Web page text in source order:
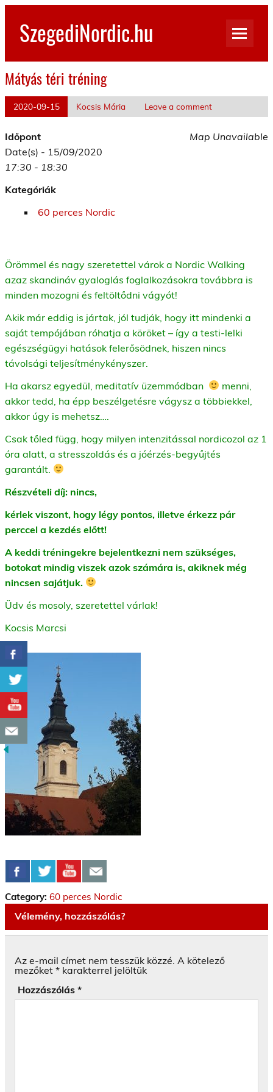
Skip
contentSzegediNordic.hu
Mátyás téri tréning
2020-09-15 Kocsis Mária Leave a comment
Map Unavailable
Időpont
Date(s) - 15/09/2020
17:30 - 18:30
Kategóriák
60 perces Nordic
Örömmel és nagy szeretettel várok a Nordic Walking
azaz skandináv gyaloglás foglalkozásokra továbbra is
minden mozogni és feltöltődni vágyót!
Akik már eddig is jártak, jól tudják, hogy itt mindenki a
saját tempójában róhatja a köröket – így a testi-lelki
egészségügyi hatások felerősödnek, hiszen nincs
távolsági teljesítménykényszer.
Ha akarsz egyedül, meditatív üzemmódban
menni,
akkor tedd, ha épp beszélgetésre vágysz a többiekkel,
akkor úgy is mehetsz….
Csak tőled függ, hogy milyen intenzitással nordicozol az 1
óra alatt, a stresszoldás és a jóérzés-begyűjtés
garantált.
Részvételi díj: nincs,
kérlek viszont, hogy légy pontos, illetve érkezz pár
perccel a kezdés előtt!
A keddi tréningekre bejelentkezni nem szükséges,
botokat mindig viszek azok számára is, akiknek még
nincsen sajátjuk.
Üdv és mosoly, szeretettel várlak!
Kocsis Marcsi
Category: 60 perces Nordic
Vélemény, hozzászólás?
Az e-mail címet nem tesszük közzé. A kötelező
mezőket * karakterrel jelöltük
Hozzászólás *